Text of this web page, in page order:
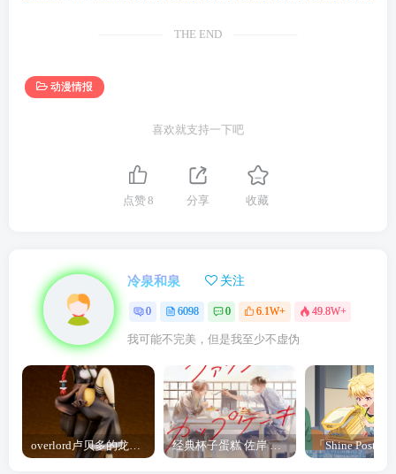
THE END
动漫情报
喜欢就支持一下吧
点赞8 分享 收藏
冷泉和泉 关注
0 6098 0 6.1W+ 49.8W+
我可能不完美，但是我至少不虚伪
overlord卢贝多的龙王谁厉害 「Overlord」露普斯蕾琪娜·贝塔手办开订 经典杯子蛋糕 佐岸 漫画「经典杯子蛋糕」宣布真人日剧化